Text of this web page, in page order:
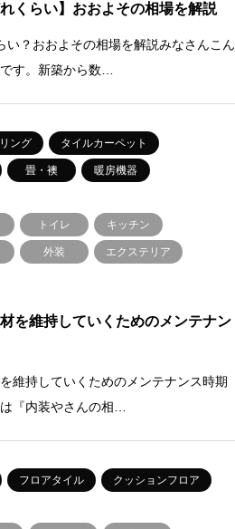
くらい】おおよその相場を解説
？おおよその相場を解説みなさんこん
す。新築から数…
ング タイルカーペット
畳・襖 暖房機器
トイレ キッチン
外装 エクステリア
を維持していくためのメンテナン
維持していくためのメンテナンス時期
『内装やさんの相…
フロアタイル クッションフロア